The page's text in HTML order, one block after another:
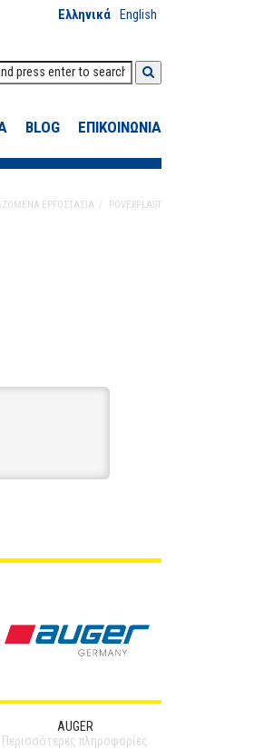
Ελληνικά English
BLOG ΕΠΙΚΟΙΝΩΝΙΑ
ΕΡΓΟΣΤΑΣΙΑ POVERPLAST
AUGER
Περισσότερες πληροφορίες